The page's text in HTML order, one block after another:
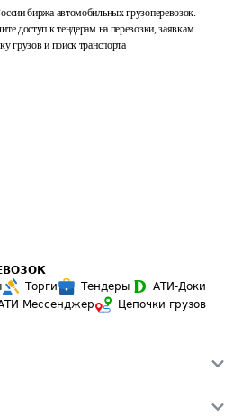
биржа автомобильных грузоперевозок.
доступ к тендерам на перевозки, заявкам
грузов и поиск транспорта
Торги Тендеры
АТИ-Доки
Мессенджер
Цепочки грузов